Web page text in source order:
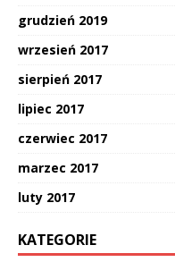
grudzień 2019
wrzesień 2017
sierpień 2017
lipiec 2017
czerwiec 2017
marzec 2017
luty 2017
KATEGORIE